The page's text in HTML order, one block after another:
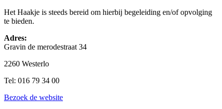
Het Haakje is steeds bereid om hierbij begeleiding en/of opvolging
te bieden.
Adres:
Gravin de merodestraat 34
2260 Westerlo
Tel: 016 79 34 00
Bezoek de website